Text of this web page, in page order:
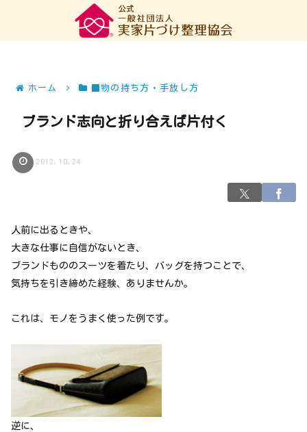
ホーム ■物の持ち方・手放し方
ブランド志向と折り合えば片付く
2012.10.24
人前に出るときや、
大きな仕事に自信がないとき、
ブランドもののスーツを着たり、バッグを持つことで、
気持ちを引き締めた経験、ありませんか。
これは、モノをうまく使った例です。
逆に、